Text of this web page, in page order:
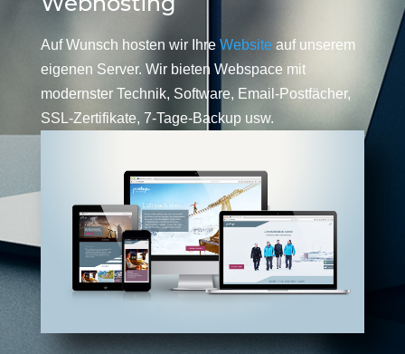
Auf Wunsch hosten wir Ihre Website auf unserem
eigenen Server. Wir bieten Webspace mit
modernster Technik, Software, Email-Postfächer,
SSL-Zertifikate, 7-Tage-Backup usw.